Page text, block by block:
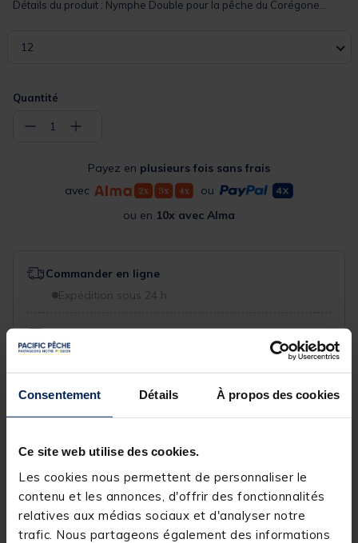
Consentement Détails À propos des cookies
Ce site web utilise des cookies.
Les cookies nous permettent de personnaliser le
contenu et les annonces, d'offrir des fonctionnalités
relatives aux médias sociaux et d'analyser notre
trafic. Nous partageons également des informations
Détails du produit : Nymphe Double pour la pêche du Corégone...
12
Quantité
− 1 +
Payez en plusieurs fois sans frais
avec
ou
ou en 10x avec Alma
Commander en ligne
Expédition sous 24 h
Choisissez un magasin pour voir la disponibilité
Livraison gratuite en point relais et magasin
Retour gratuit, 1 mois pour changer d’avis